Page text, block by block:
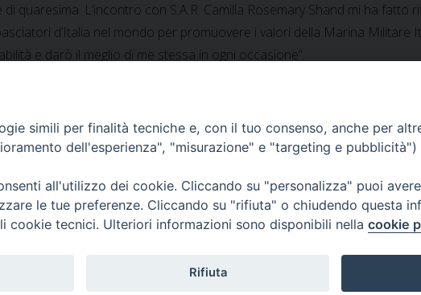
quaresima. L’incontro con S.A.R. Camilla Rosemary Shand mi ha fatto
d’Italia nel mondo per promuovere i valori della Marina Militare
e darò il meglio di me stessa in ogni occasione”.
Santa Caterina
simili per finalità tecniche e, con il tuo consenso, anche per
dell'esperienza", "misurazione" e "targeting e
all'utilizzo dei cookie. Cliccando su "personalizza" puoi
le tue preferenze. Cliccando su "rifiuta" o chiudendo questa
cookie tecnici. Ulteriori informazioni sono disponibili nella cookie
Rifiuta